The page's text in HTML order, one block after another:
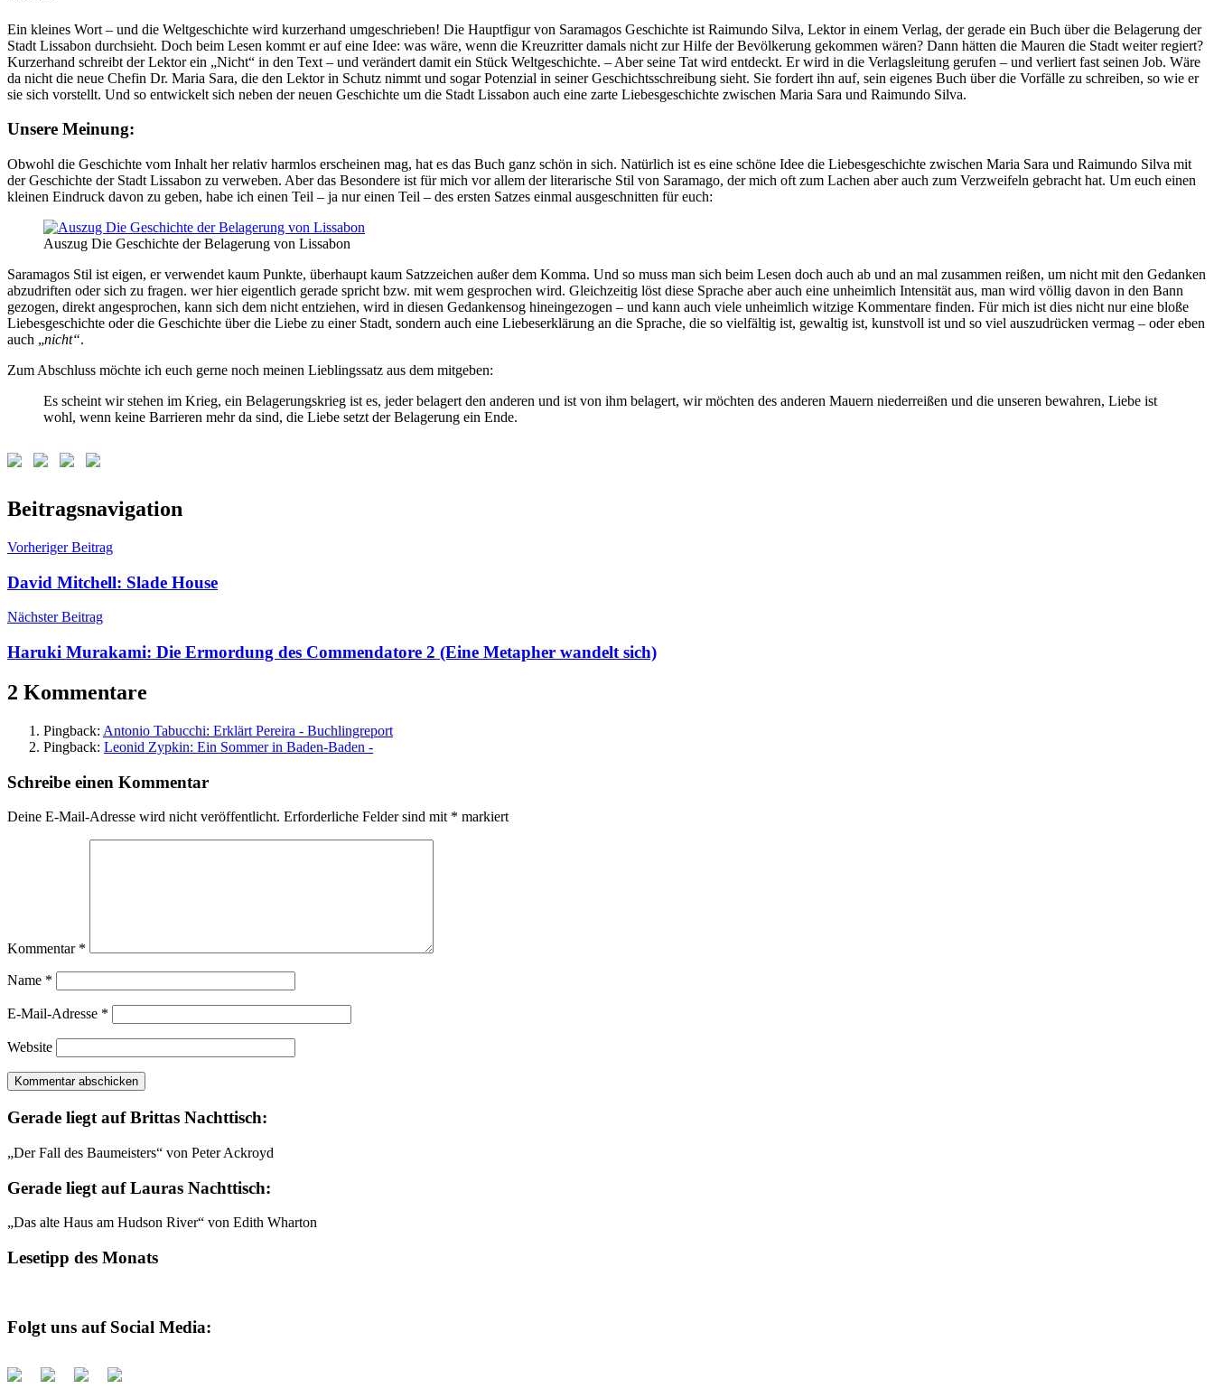
Ein kleines Wort – und die Weltgeschichte wird kurzerhand umgeschrieben! Die Hauptfigur von Saramagos Geschichte ist Raimundo Silva, Lektor in einem Verlag, der gerade ein Buch über die Belagerung der
Stadt Lissabon durchsieht. Doch beim Lesen kommt er auf eine Idee: was wäre, wenn die Kreuzritter damals nicht zur Hilfe der Bevölkerung gekommen wären? Dann hätten die Mauren die Stadt weiter regiert?
Kurzerhand schreibt der Lektor ein „Nicht“ in den Text – und verändert damit ein Stück Weltgeschichte. – Aber seine Tat wird entdeckt. Er wird in die Verlagsleitung gerufen – und verliert fast seinen Job. Wäre
da nicht die neue Chefin Dr. Maria Sara, die den Lektor in Schutz nimmt und sogar Potenzial in seiner Geschichtsschreibung sieht. Sie fordert ihn auf, sein eigenes Buch über die Vorfälle zu schreiben, so wie er
sie sich vorstellt. Und so entwickelt sich neben der neuen Geschichte um die Stadt Lissabon auch eine zarte Liebesgeschichte zwischen Maria Sara und Raimundo Silva.
Unsere Meinung:
Obwohl die Geschichte vom Inhalt her relativ harmlos erscheinen mag, hat es das Buch ganz schön in sich. Natürlich ist es eine schöne Idee die Liebesgeschichte zwischen Maria Sara und Raimundo Silva mit
der Geschichte der Stadt Lissabon zu verweben. Aber das Besondere ist für mich vor allem der literarische Stil von Saramago, der mich oft zum Lachen aber auch zum Verzweifeln gebracht hat. Um euch einen
kleinen Eindruck davon zu geben, habe ich einen Teil – ja nur einen Teil – des ersten Satzes einmal ausgeschnitten für euch:
Auszug Die Geschichte der Belagerung von Lissabon
Saramagos Stil ist eigen, er verwendet kaum Punkte, überhaupt kaum Satzzeichen außer dem Komma. Und so muss man sich beim Lesen doch auch ab und an mal zusammen reißen, um nicht mit den Gedanken
abzudriften oder sich zu fragen. wer hier eigentlich gerade spricht bzw. mit wem gesprochen wird. Gleichzeitig löst diese Sprache aber auch eine unheimlich Intensität aus, man wird völlig davon in den Bann
gezogen, direkt angesprochen, kann sich dem nicht entziehen, wird in diesen Gedankensog hineingezogen – und kann auch viele unheimlich witzige Kommentare finden. Für mich ist dies nicht nur eine bloße
Liebesgeschichte oder die Geschichte über die Liebe zu einer Stadt, sondern auch eine Liebeserklärung an die Sprache, die so vielfältig ist, gewaltig ist, kunstvoll ist und so viel auszudrücken vermag – oder eben
auch „nicht“.
Zum Abschluss möchte ich euch gerne noch meinen Lieblingssatz aus dem mitgeben:
Es scheint wir stehen im Krieg, ein Belagerungskrieg ist es, jeder belagert den anderen und ist von ihm belagert, wir möchten des anderen Mauern niederreißen und die unseren bewahren, Liebe ist
wohl, wenn keine Barrieren mehr da sind, die Liebe setzt der Belagerung ein Ende.
Schlagwörter:
Geschichte
Belagerung
Lissabon,
Saramago,
Beitragsnavigation
Vorheriger Beitrag
David Mitchell: Slade House
Nächster Beitrag
Haruki Murakami: Die Ermordung des Commendatore 2 (Eine Metapher wandelt sich)
2 Kommentare
Pingback: Antonio Tabucchi: Erklärt Pereira - Buchlingreport
Pingback: Leonid Zypkin: Ein Sommer in Baden-Baden -
Schreibe einen Kommentar
Deine E-Mail-Adresse wird nicht veröffentlicht. Erforderliche Felder sind mit * markiert
Kommentar *
Name *
E-Mail-Adresse *
Website
Gerade liegt auf Brittas Nachttisch:
„Der Fall des Baumeisters“ von Peter Ackroyd
Gerade liegt auf Lauras Nachttisch:
„Das alte Haus am Hudson River“ von Edith Wharton
Lesetipp des Monats
Folgt uns auf Social Media: